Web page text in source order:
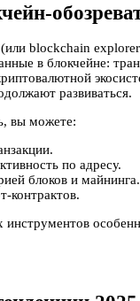
(или blockchain
в блокчейне:
развиваться.
вы можете:
по адресу.
блоков и майнинга.
контрактов.